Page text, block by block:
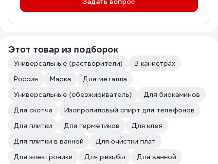
Этот товар из подборок
Универсальные (растворители)
В канистрах
Россия
Марка
Для металла
Универсальные (обезжириватель)
Для биокаминов
Для скотча
Изопропиловый спирт для телефонов
Для плитки
Для герметиков
Для клея
Для плитки в ванной
Для очистки плат
Для электроники
Для резьбы
Для ванной